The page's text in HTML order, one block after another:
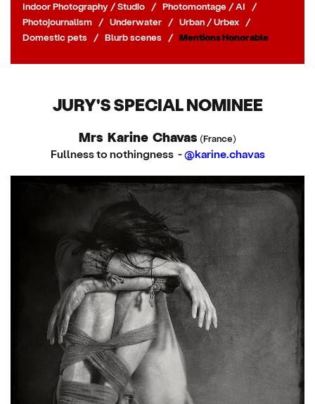
Indoor Photography / Studio
/ Photomontage / AI
/
Photojournalism
/ Underwater / Urban / Urbex
/
Domestic pets
/ Blurb scenes / Mentions Honorable
JURY'S SPECIAL NOMINEE
Mrs Karine Chavas (France)
Fullness to nothingness -@karine.chavas